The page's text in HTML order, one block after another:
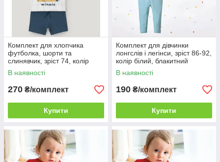
Комплект для хлопчика
футболка, шорти та
слинявчик, зріст 74, колір
молочний, морський
В наявності
270 ₴/комплект
Купити
Комплект для дівчинки
лонгслів і легінси, зріст 86-92,
колір білий, блакитний
В наявності
190 ₴/комплект
Купити